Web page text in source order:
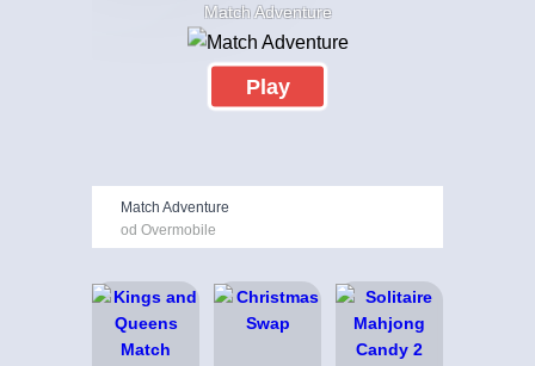
Match Adventure
Play
Match Adventure
od Overmobile